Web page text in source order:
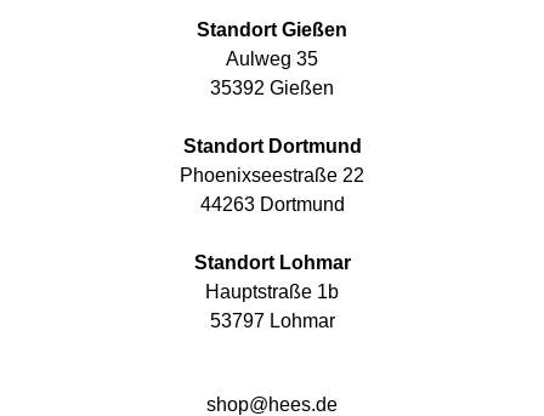
Standort Gießen
Aulweg 35
35392 Gießen
Standort Dortmund
Phoenixseestraße 22
44263 Dortmund
Standort Lohmar
Hauptstraße 1b
53797 Lohmar
shop@hees.de